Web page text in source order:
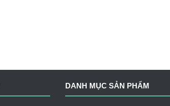
DANH MỤC SẢN PHẨM